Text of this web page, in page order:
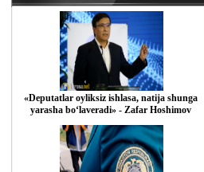
«Deputatlar oyliksiz ishlasa, natija shunga
yarasha bo‘laveradi» - Zafar Hoshimov